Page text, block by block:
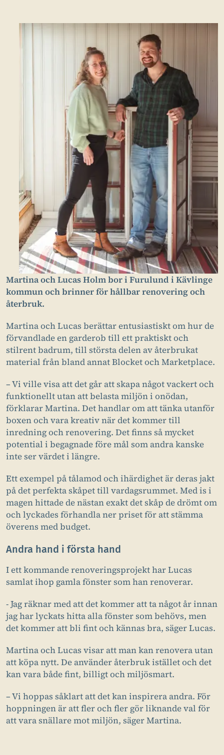
Martina och Lucas Holm bor i Furulund i Kävlinge
kommun och brinner för hållbar renovering och
återbruk.
Martina och Lucas berättar entusiastiskt om hur de
förvandlade en garderob till ett praktiskt och
stilrent badrum, till största delen av återbrukat
material från bland annat Blocket och Marketplace.
– Vi ville visa att det går att skapa något vackert och
funktionellt utan att belasta miljön i onödan,
förklarar Martina. Det handlar om att tänka utanför
boxen och vara kreativ när det kommer till
inredning och renovering. Det finns så mycket
potential i begagnade före mål som andra kanske
inte ser värdet i längre.
Ett exempel på tålamod och ihärdighet är deras jakt
på det perfekta skåpet till vardagsrummet. Med is i
magen hittade de nästan exakt det skåp de drömt om
och lyckades förhandla ner priset för att stämma
överens med budget.
Andra hand i första hand
I ett kommande renoveringsprojekt har Lucas
samlat ihop gamla fönster som han renoverar.
- Jag räknar med att det kommer att ta något år innan
jag har lyckats hitta alla fönster som behövs, men
det kommer att bli fint och kännas bra, säger Lucas.
Martina och Lucas visar att man kan renovera utan
att köpa nytt. De använder återbruk istället och det
kan vara både fint, billigt och miljösmart.
– Vi hoppas såklart att det kan inspirera andra. För
hoppningen är att fler och fler gör liknande val för
att vara snällare mot miljön, säger Martina.